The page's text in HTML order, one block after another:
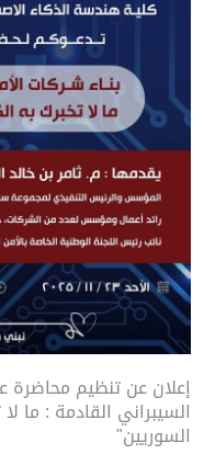
إعلان عن تنظيم محاضرة
السيبراني القادمة : ما
السوريين"